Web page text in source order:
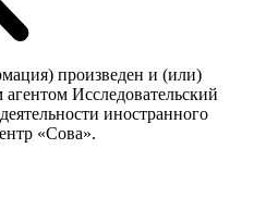
произведен и (или)
Исследовательский
иностранного
«Сова».